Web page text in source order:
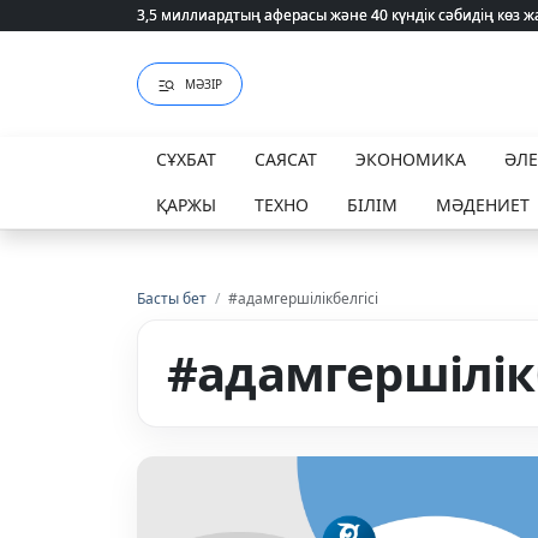
3,5 миллиардтың аферасы және 40 күндік сәбидің
3,5 миллиардтың аферасы және 40 күндік сәбидің
МӘЗІР
СҰХБАТ САЯСАТ ЭКОНОМИКА
ҚАРЖЫ
ТЕХНО БІЛІМ МӘДЕНИЕТ
Басты бет / #адамгершілікбелгісі